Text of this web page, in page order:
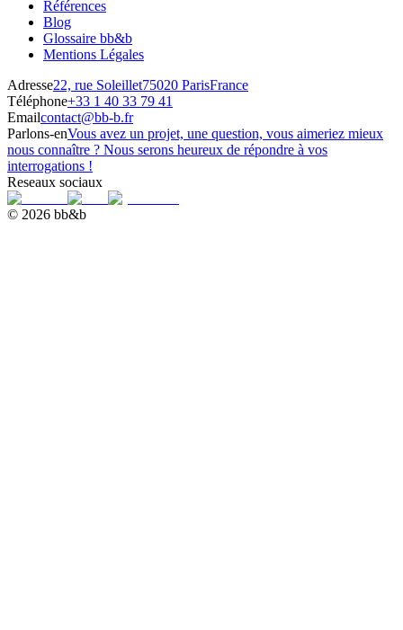
Références
Blog
Glossaire bb&b
Mentions Légales
Adresse22, rue Soleillet75020 ParisFrance
Téléphone+33 1 40 33 79 41
Emailcontact@bb-b.fr
Parlons-enVous avez un projet, une question, vous aimeriez mieux
nous connaître ? Nous serons heureux de répondre à vos
interrogations !
Reseaux sociaux
© 2026 bb&b